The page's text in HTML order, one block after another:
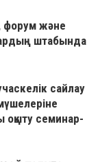
форум және
штабында
сайлау
оқыту семинар-